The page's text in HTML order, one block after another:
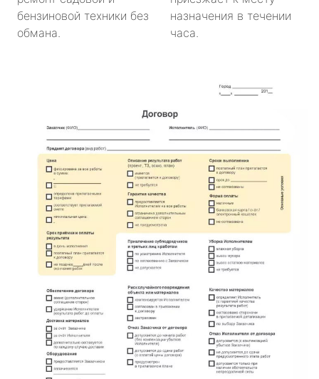
бензиновой техники без
обмана.
назначения в течении
часа.